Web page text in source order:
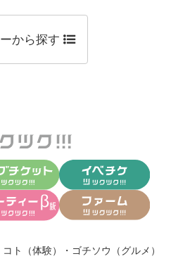
から探す
コト（体験） ・ ゴチソウ（グルメ）